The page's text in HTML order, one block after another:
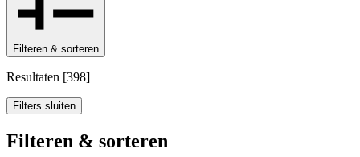
Filteren & sorteren
Resultaten [398]
Filters sluiten
Filteren & sorteren